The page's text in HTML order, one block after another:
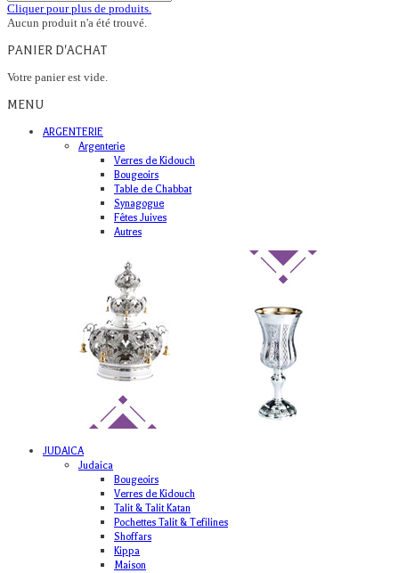
Cliquer pour plus de produits.
Aucun produit n'a été trouvé.
PANIER D'ACHAT
Votre panier est vide.
MENU
ARGENTERIE
Argenterie
Verres de Kidouch
Bougeoirs
Table de Chabbat
Synagogue
Fêtes Juives
Autres
JUDAICA
Judaica
Bougeoirs
Verres de Kidouch
Talit & Talit Katan
Pochettes Talit & Tefilines
Shoffars
Kippa
Maison